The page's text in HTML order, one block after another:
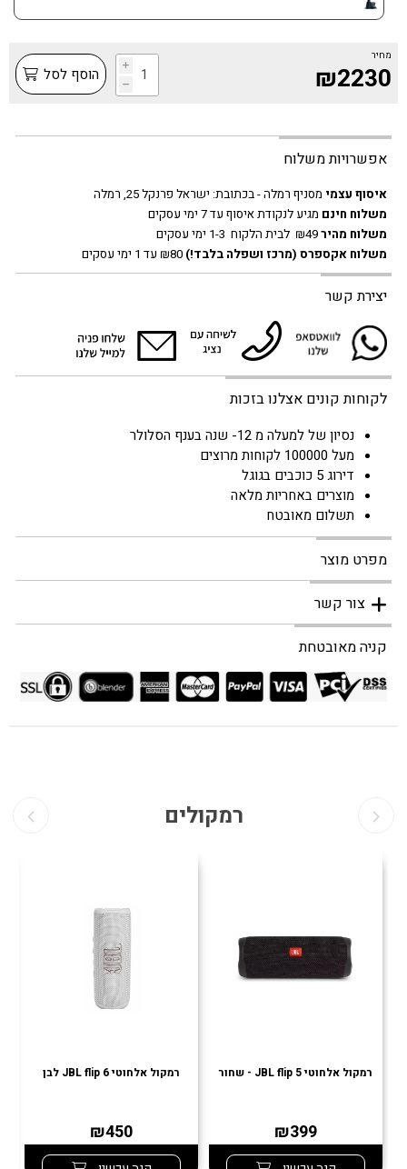
מחיר
₪2230
i
h הוסף לסל
אפשרויות משלוח
איסוף עצמי מסניף רמלה - בכתובת: ישראל פרנקל 25, רמלה
משלוח חינם מגיע לנקודת איסוף עד 7 ימי עסקים
משלוח מהיר
משלוח אקספרס (מרכז ושפלה בלבד!)
יצירת קשר
לקוחות קונים אצלנו בזכות
נסיון של למעלה מ 12- שנה בענף הסלולר
מעל 100000 לקוחות מרוצים
דירוג 5 כוכבים בגוגל
מוצרים באחריות מלאה
תשלום מאובטח
מפרט מוצר
צור קשר
קניה מאובטחת
רמקולים
רמקול אלחוטי JBL flip 5 - שחור
₪399
רמקול אלחוטי JBL flip 6 לבן
₪450